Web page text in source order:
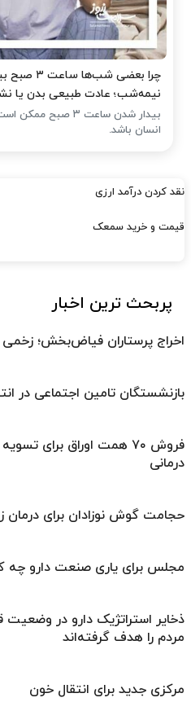
چرا بعضی
نیمه‌شب؛ عادت طبیعی بدن یا
بیدار شدن ساعت ۳
انسان باشد.
نقد کردن درآمد ارزی
قیمت و خرید سمعک
پربحث ترین اخبار
اخراج پرستاران فیاض‌بخش؛ زخمی
بازنشستگان تامین اجتماعی در
فروش ۷۰ همت اوراق برای
درمانی
حجامت گوش نوزادان برای درمان
مجلس برای یاری صنعت دارو چه
ذخایر استراتژیک دارو در
مردم را هدف گرفته‌اند
مرکزی جدید برای انتقال خون